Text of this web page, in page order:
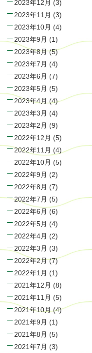
2023年12月 (3)
2023年11月 (3)
2023年10月 (4)
2023年9月 (1)
2023年8月(5)
2023年7月 (4)
2023年6月 (7)
2023年5月 (5)
2023年4月(4)
2023年3月 (4)
2023年2月 (9)
2022年12月 (5)
2022年11月 (4)
2022年10月 (5)
2022年9月 (2)
2022年8月 (7)
2022年7月 (5)
2022年6月 (6)
2022年5月 (4)
2022年4月 (2)
2022年3月 (3)
2022年2月(7)
2022年1月 (1)
2021年12月 (8)
2021年11月 (5)
2021年10月(4)
2021年9月 (1)
2021年8月 (5)
2021年7月 (3)